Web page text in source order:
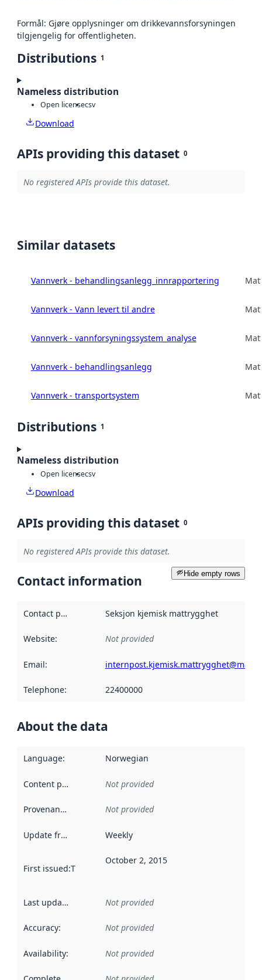
Formål: Gjøre opplysninger om drikkevannsforsyningen
tilgjengelig for offentligheten.
Distributions 1
Nameless distribution
Open licensecsv
Download
APIs providing this dataset 0
No registered APIs provide this dataset.
Similar datasets
Vannverk - behandlingsanlegg_innrapportering
Vannverk - Vann levert til andre
Vannverk - vannforsyningssystem_analyse
Vannverk - behandlingsanlegg
Vannverk - transportsystem
Distributions 1
Nameless distribution
Open licensecsv
Download
APIs providing this dataset 0
No registered APIs provide this dataset.
Hide empty rows
Contact information
Contact point Seksjon kjemisk mattrygghet
Website: Not provided
Email:
Telephone: 22400000
About the data
Language: Norwegian
Content providers Not provided
Provenance Not provided
Update frequency Weekly
First issued:This date indicates when the data in this
October 2, 2015
Last updated Not provided
Accuracy: Not provided
Availability: Not provided